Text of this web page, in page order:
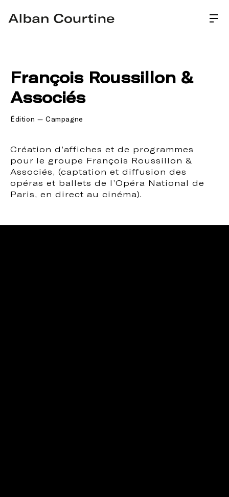
François Roussillon &
Associés
Édition — Campagne
Création d’affiches et de programmes
pour le groupe François Roussillon &
Associés, (captation et diffusion des
opéras et ballets de l’Opéra National de
Paris, en direct au cinéma).